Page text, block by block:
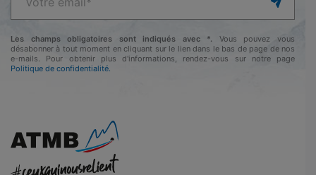
Les champs obligatoires sont indiqués avec *. Vous pouvez vous
désabonner à tout moment en cliquant sur le lien dans le bas de page de nos
e-mails. Pour obtenir plus d'informations, rendez-vous sur notre page
Politique de confidentialité.